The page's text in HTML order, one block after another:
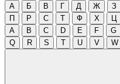
А Б В Г Д Ж З
П
Р С Т Ф Х Ц
A
B C D E F G
Q
R S T U V W